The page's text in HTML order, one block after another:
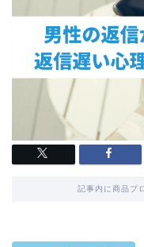
記事内に商品プ